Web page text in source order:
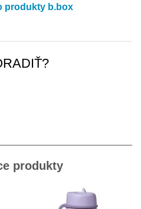
produkty b.box
produkty